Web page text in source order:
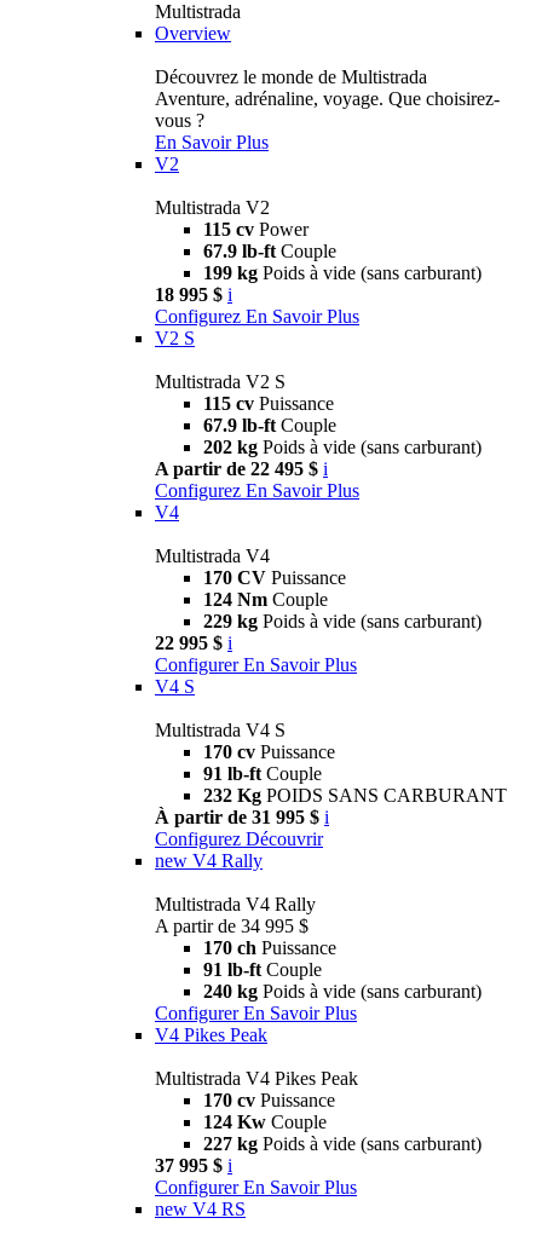
Multistrada
Overview
Découvrez le monde de Multistrada
Aventure, adrénaline, voyage. Que choisirez-
vous ?
En Savoir Plus
V2
Multistrada V2
115 cv Power
67.9 lb-ft Couple
199 kg Poids à vide (sans carburant)
18 995 $ i
Configurez En Savoir Plus
V2 S
Multistrada V2 S
115 cv Puissance
67.9 lb-ft Couple
202 kg Poids à vide (sans carburant)
A partir de 22 495 $ i
Configurez En Savoir Plus
V4
Multistrada V4
170 CV Puissance
124 Nm Couple
229 kg Poids à vide (sans carburant)
22 995 $ i
Configurer En Savoir Plus
V4 S
Multistrada V4 S
170 cv Puissance
91 lb-ft Couple
232 Kg POIDS SANS CARBURANT
À partir de 31 995 $ i
Configurez Découvrir
new V4 Rally
Multistrada V4 Rally
A partir de 34 995 $
170 ch Puissance
91 lb-ft Couple
240 kg Poids à vide (sans carburant)
Configurer En Savoir Plus
V4 Pikes Peak
Multistrada V4 Pikes Peak
170 cv Puissance
124 Kw Couple
227 kg Poids à vide (sans carburant)
37 995 $ i
Configurer En Savoir Plus
new V4 RS